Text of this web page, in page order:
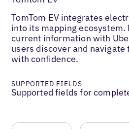
TomTom EV integrates
into its mapping ecosystem.
current information with
users discover and navigate
with confidence.
SUPPORTED FIELDS
Supported fields for